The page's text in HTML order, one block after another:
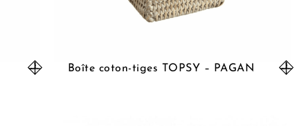
Boîte coton-tiges TOPSY – PAGAN